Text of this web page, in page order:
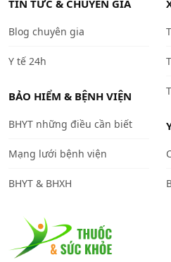
TIN TỨC & CHUYÊN GIA
Blog chuyên gia
Y tế 24h
BẢO HIỂM & BỆNH VIỆN
BHYT những điều cần biết
Mạng lưới bệnh viện
BHYT & BHXH